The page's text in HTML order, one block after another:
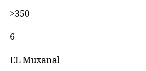
>350
6
EL Muxanal